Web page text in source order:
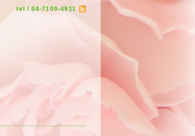
tel / 04-7100-4911